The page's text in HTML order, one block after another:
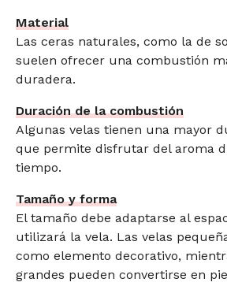
Material
Las ceras naturales, como la de
suelen ofrecer una combustión
duradera.
Duración de la combustión
Algunas velas tienen una mayor
que permite disfrutar del aroma
tiempo.
Tamaño y forma
El tamaño debe adaptarse al
utilizará la vela. Las velas
como elemento decorativo,
grandes pueden convertirse en